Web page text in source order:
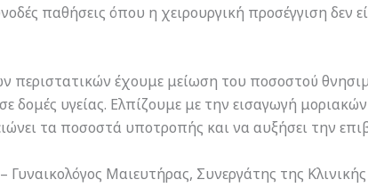
παθήσεις όπου η χειρουργική προσέγγιση δεν
έχουμε μείωση του ποσοστού
δομές υγείας. Ελπίζουμε με την εισαγωγή
τα ποσοστά υποτροπής και να αυξήσει την
Μαιευτήρας, Συνεργάτης της Κλινικής